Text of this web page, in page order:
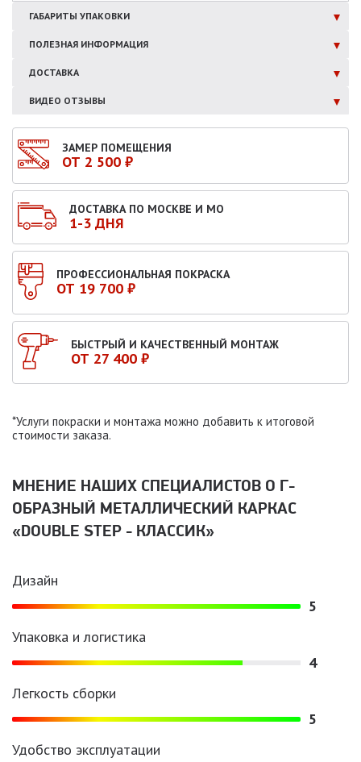
ГАБАРИТЫ УПАКОВКИ
ПОЛЕЗНАЯ ИНФОРМАЦИЯ
ДОСТАВКА
ВИДЕО ОТЗЫВЫ
ЗАМЕР ПОМЕЩЕНИЯ
ОТ 2 500 ₽
ДОСТАВКА ПО МОСКВЕ И МО
1-3 ДНЯ
ПРОФЕССИОНАЛЬНАЯ ПОКРАСКА
ОТ 19 700 ₽
БЫСТРЫЙ И КАЧЕСТВЕННЫЙ МОНТАЖ
ОТ 27 400 ₽
*Услуги покраски и монтажа можно добавить к итоговой
стоимости заказа.
МНЕНИЕ НАШИХ СПЕЦИАЛИСТОВ O Г-
ОБРАЗНЫЙ МЕТАЛЛИЧЕСКИЙ КАРКАС
«DOUBLE STEP - КЛАССИК»
Дизайн
5
Упаковка и логистика
4
Легкость сборки
5
Удобство эксплуатации